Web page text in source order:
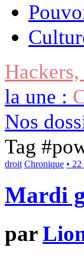
la une :
Nos
Tag #
droit Chronique •
Mardi
par